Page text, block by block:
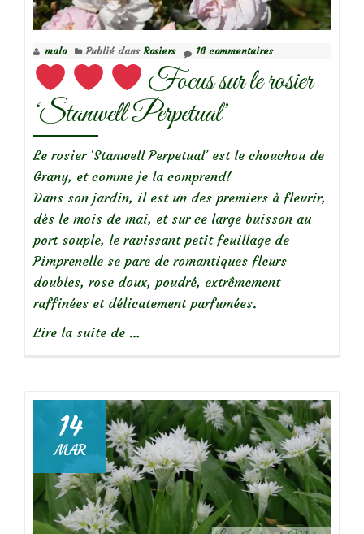
malo Publié dans Rosiers 16 commentaires
Focus sur le rosier
‘Stanwell Perpetual’
Le rosier ‘Stanwell Perpetual’ est le chouchou de
Grany, et comme je la comprend!
Dans son jardin, il est un des premiers à fleurir,
dès le mois de mai, et sur ce large buisson au
port souple, le ravissant petit feuillage de
Pimprenelle se pare de romantiques fleurs
doubles, rose doux, poudré, extrêmement
raffinées et délicatement parfumées.
Lire la suite de à
Focus
sur
le
rosier
…
14
MAR